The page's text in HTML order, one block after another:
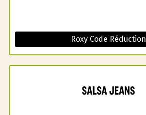
Roxy Code Réduction